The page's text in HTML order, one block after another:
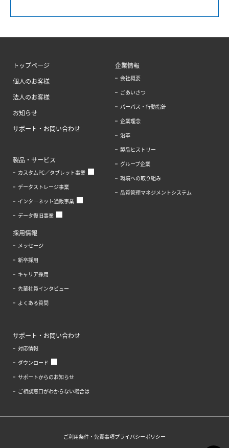
トップページ
個人のお客様
法人のお客様
お知らせ
サポート・お問い合わせ
製品・サービス
カスタムPC／タブレット事業
データストレージ事業
インターネット通販事業
データ復旧事業
企業情報
会社概要
ごあいさつ
パーパス・行動指針
企業理念
沿革
製品ヒストリー
グループ企業
環境への取り組み
品質管理マネジメントシステム
採用情報
メッセージ
新卒採用
キャリア採用
先輩社員インタビュー
よくある質問
サポート・お問い合わせ
対応情報
ダウンロード
サポートからのお知らせ
ご相談窓口がわからない場合は
ご利用条件・免責事項プライバシーポリシー